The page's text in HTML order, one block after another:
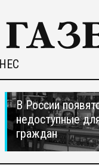
В России
недоступные
граждан